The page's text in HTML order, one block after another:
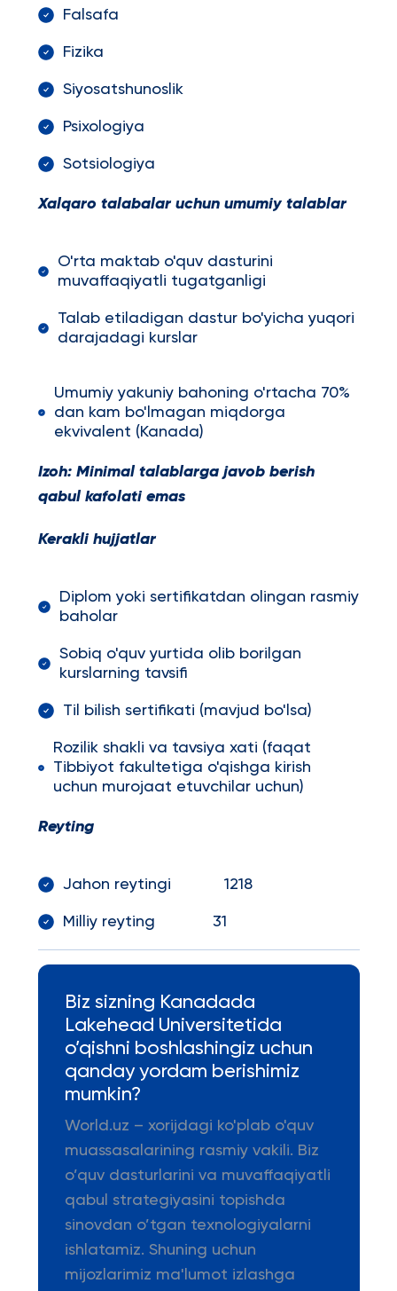
Falsafa
Fizika
Siyosatshunoslik
Psixologiya
Sotsiologiya
Xalqaro talabalar uchun umumiy talablar
O'rta maktab o'quv dasturini
muvaffaqiyatli tugatganligi
Talab etiladigan dastur bo'yicha yuqori
darajadagi kurslar
Umumiy yakuniy bahoning o'rtacha 70%
dan kam bo'lmagan miqdorga
ekvivalent (Kanada)
Izoh: Minimal talablarga javob berish
qabul kafolati emas
Kerakli hujjatlar
Diplom yoki sertifikatdan olingan rasmiy
baholar
Sobiq o'quv yurtida olib borilgan
kurslarning tavsifi
Til bilish sertifikati (mavjud bo'lsa)
Rozilik shakli va tavsiya xati (faqat
Tibbiyot fakultetiga o'qishga kirish
uchun murojaat etuvchilar uchun)
Reyting
Jahon reytingi 1218
Milliy reyting 31
Biz sizning Kanadada
Lakehead Universitetida
o’qishni boshlashingiz uchun
qanday yordam berishimiz
mumkin?
World.uz – xorijdagi ko'plab o'quv
muassasalarining rasmiy vakili. Biz
o’quv dasturlarini va muvaffaqiyatli
qabul strategiyasini topishda
sinovdan o’tgan texnologiyalarni
ishlatamiz. Shuning uchun
mijozlarimiz ma'lumot izlashga